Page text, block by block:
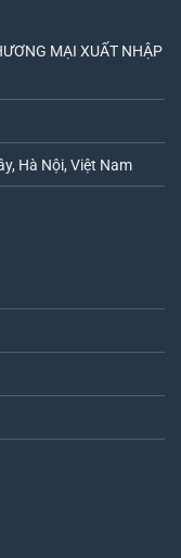
MẠI XUẤT NHẬP
Hà Nội, Việt Nam